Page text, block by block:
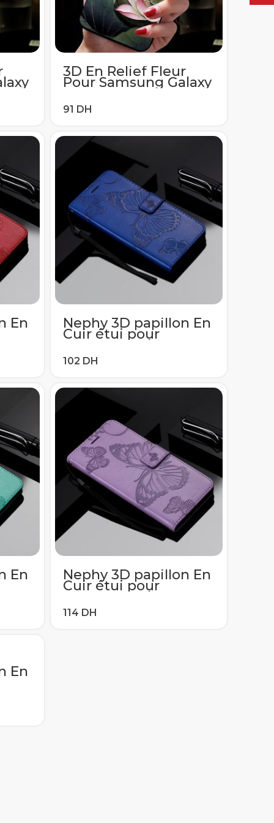
3D En Relief Fleur
Pour Samsung Galaxy
A50 A40 A51 A70 A71
S6 S7Edge S10e S8 S9
S10 S20 Ultra Plus A7
En Nephy 3D papillon En
Cuir étui pour
samsung galaxy J1 J3
J4 J5 J6 J7 2016 2017
A5 A3 A8 2018 S5 S6
Couverture De Bord
En Nephy 3D papillon En
Cuir étui pour
samsung galaxy J1 J3
J4 J5 J6 J7 2016 2017
A5 A3 A8 2018 S5 S6
En